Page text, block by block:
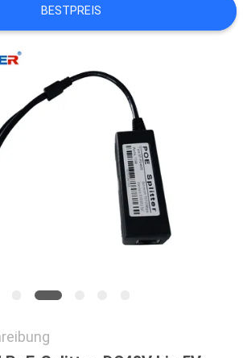
BESTPREIS